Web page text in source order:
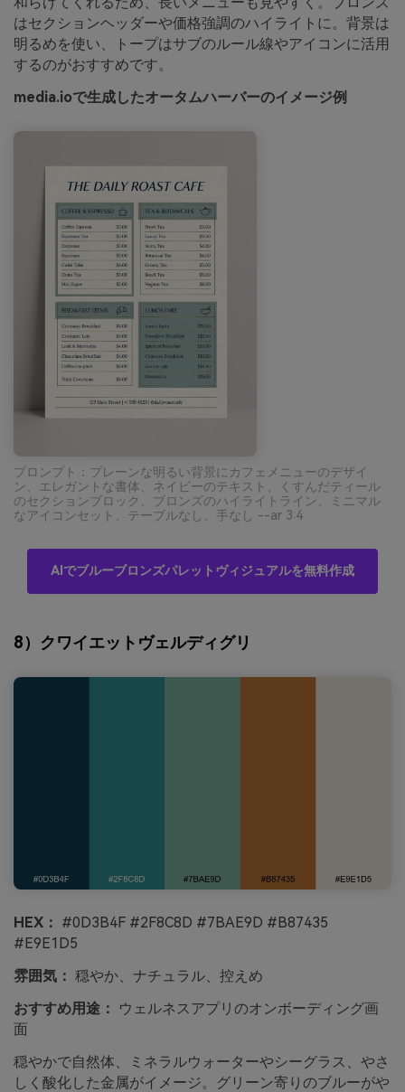
はセクションヘッダーや価格強調のハイライトに。背景は
明るめを使い、トープはサブのルール線やアイコンに活用
するのがおすすめです。
media.ioで生成したオータムハーバーのイメージ例
プロンプト：プレーンな明るい背景にカフェメニューのデザイ
ン、エレガントな書体、ネイビーのテキスト、くすんだティール
のセクションブロック、ブロンズのハイライトライン、ミニマル
なアイコンセット、テーブルなし、手なし --ar 3:4
AIでブルーブロンズパレットヴィジュアルを無料作成
8）クワイエットヴェルディグリ
HEX： #0D3B4F #2F8C8D #7BAE9D #B87435
#E9E1D5
雰囲気： 穏やか、ナチュラル、控えめ
おすすめ用途：
ウェルネスアプリのオンボーディング画
面
穏やかで自然体、ミネラルウォーターやシーグラス、やさ
しく酸化した金属がイメージ。グリーン寄りのブルーがや